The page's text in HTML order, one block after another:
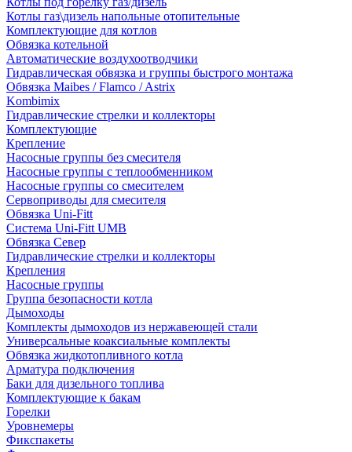
Котлы газ\дизель напольные отопительные
Комплектующие для котлов
Обвязка котельной
Автоматические воздухоотводчики
Гидравлическая обвязка и группы быстрого монтажа
Обвязка Maibes / Flamco / Astrix
Kombimix
Гидравлические стрелки и коллекторы
Комплектующие
Крепление
Насосные группы без смесителя
Насосные группы с теплообменником
Насосные группы со смесителем
Сервоприводы для смесителя
Обвязка Uni-Fitt
Система Uni-Fitt UMB
Обвязка Север
Гидравлические стрелки и коллекторы
Крепления
Насосные группы
Группа безопасности котла
Дымоходы
Комплекты дымоходов из нержавеющей стали
Универсальные коаксиальные комплекты
Обвязка жидкотопливного котла
Арматура подключения
Баки для дизельного топлива
Комплектующие к бакам
Горелки
Уровнемеры
Фикспакеты